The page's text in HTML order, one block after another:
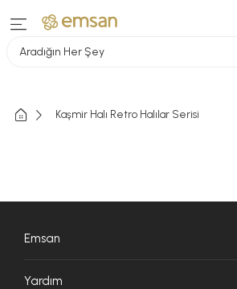
Aradığın Her Şey
Kaşmir Halı Retro Halılar Serisi
Emsan
Yardım